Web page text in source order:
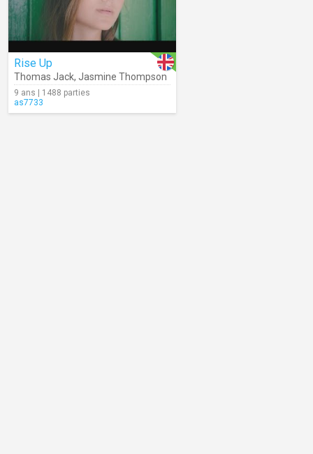
Rise Up
Thomas Jack, Jasmine Thompson
9 ans | 1488 parties
as7733